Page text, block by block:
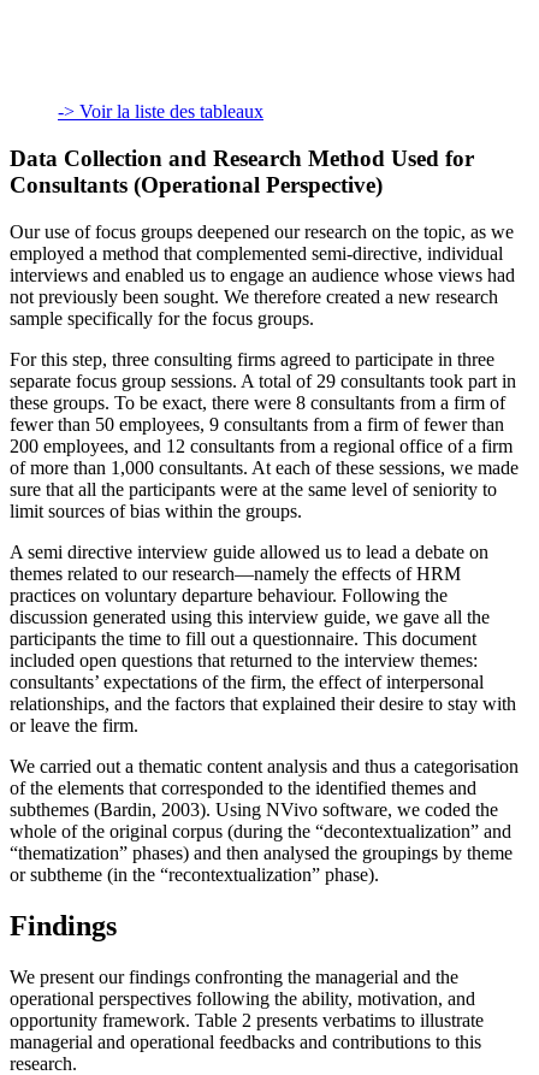
-> Voir la liste des tableaux
Data Collection and Research Method Used for
Consultants (Operational Perspective)
Our use of focus groups deepened our research on the topic, as we
employed a method that complemented semi-directive, individual
interviews and enabled us to engage an audience whose views had
not previously been sought. We therefore created a new research
sample specifically for the focus groups.
For this step, three consulting firms agreed to participate in three
separate focus group sessions. A total of 29 consultants took part in
these groups. To be exact, there were 8 consultants from a firm of
fewer than 50 employees, 9 consultants from a firm of fewer than
200 employees, and 12 consultants from a regional office of a firm
of more than 1,000 consultants. At each of these sessions, we made
sure that all the participants were at the same level of seniority to
limit sources of bias within the groups.
A semi directive interview guide allowed us to lead a debate on
themes related to our research—namely the effects of HRM
practices on voluntary departure behaviour. Following the
discussion generated using this interview guide, we gave all the
participants the time to fill out a questionnaire. This document
included open questions that returned to the interview themes:
consultants’ expectations of the firm, the effect of interpersonal
relationships, and the factors that explained their desire to stay with
or leave the firm.
We carried out a thematic content analysis and thus a categorisation
of the elements that corresponded to the identified themes and
subthemes (Bardin, 2003). Using NVivo software, we coded the
whole of the original corpus (during the “decontextualization” and
“thematization” phases) and then analysed the groupings by theme
or subtheme (in the “recontextualization” phase).
Findings
We present our findings confronting the managerial and the
operational perspectives following the ability, motivation, and
opportunity framework. Table 2 presents verbatims to illustrate
managerial and operational feedbacks and contributions to this
research.